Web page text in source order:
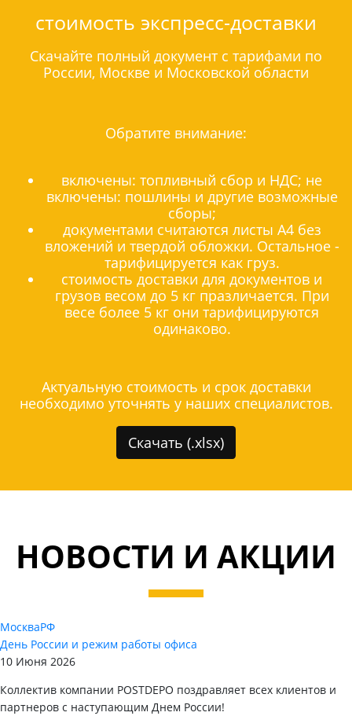
стоимость экспресс-доставки
Скачайте полный документ с тарифами по
России, Москве и Московской области
Обратите внимание:
включены: топливный сбор и НДС; не
включены: пошлины и другие возможные
сборы;
документами считаются листы А4 без
вложений и твердой обложки. Остальное -
тарифицируется как груз.
стоимость доставки для документов и
грузов весом до 5 кг празличается. При
весе более 5 кг они тарифицируются
одинаково.
Актуальную стоимость и срок доставки
необходимо уточнять у наших специалистов.
Скачать (.xlsx)
НОВОСТИ И АКЦИИ
МоскваРФ
День России и режим работы офиса
10 Июня 2026
Коллектив компании POSTDEPO поздравляет всех клиентов и
партнеров с наступающим Днем России!